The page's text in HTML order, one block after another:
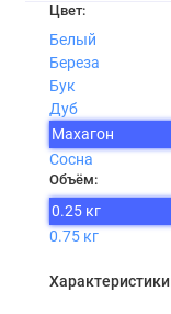
Цвет:
Белый
Береза
Бук
Дуб
Махагон
Сосна
Объём:
0.25 кг
0.75 кг
Характеристики